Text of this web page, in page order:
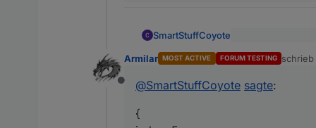
SmartStuffCoyote
soll. (Und dass
Offline
Armilar MOST ACTIVE FORUM TESTING schrieb
zuletzt
@SmartStuffCoyote sagte:
{